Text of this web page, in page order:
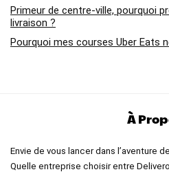
Primeur de centre-ville, pourquoi
livraison ?
Pourquoi mes courses Uber Eats
À
Envie de vous lancer dans l’aventure
Quelle entreprise choisir entre